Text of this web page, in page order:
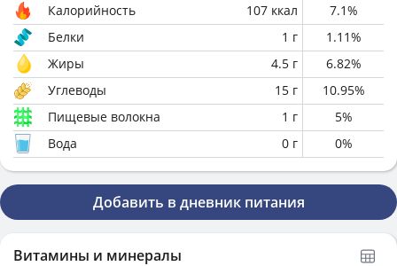
Калорийность 107 ккал 7.1%
Белки
1 г 1.11%
Жиры
4.5 г 6.82%
Углеводы
15 г 10.95%
Пищевые волокна
1 г 5%
Вода
0 г 0%
Добавить в дневник питания
Витамины и минералы